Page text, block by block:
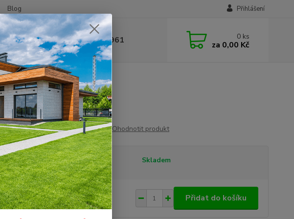
Blog Přihlášení
+420 377 441 961 0 ks
za 0,00 Kč
Pad zelený 24x150mm
Ohodnotit produkt
Dostupnost Skladem
96 Kč/ks
79 Kč bez DPH
Přidat do košíku